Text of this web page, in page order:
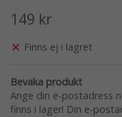
149 kr
Finns ej i lagret
Bevaka produkt
Ange din e-postadress
finns i lager! Din e-